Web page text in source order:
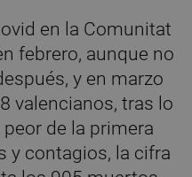
en la Comunitat
febrero, aunque no
y en marzo
valencianos, tras lo
de la primera
y contagios, la cifra